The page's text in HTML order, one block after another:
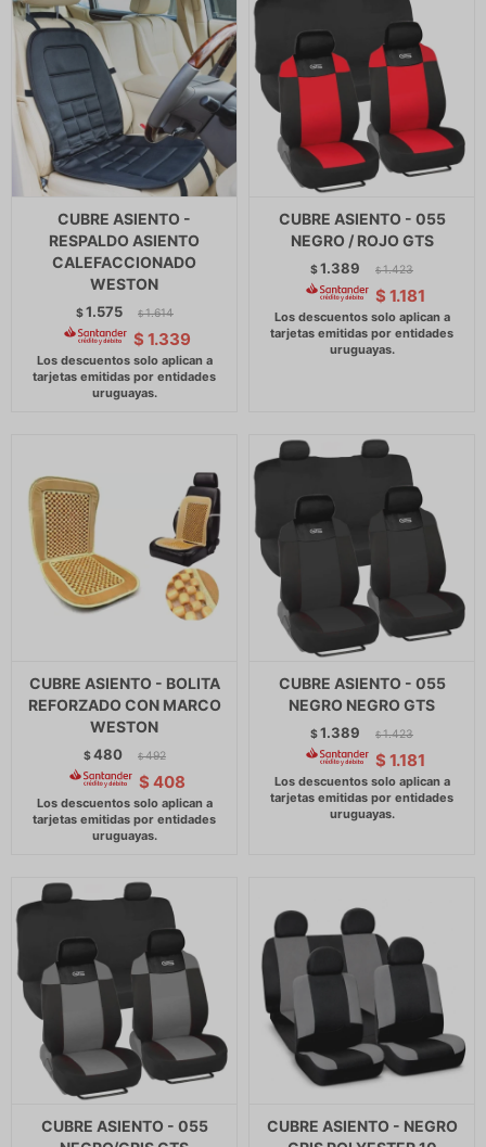
CUBRE ASIENTO -
RESPALDO ASIENTO
CALEFACCIONADO
WESTON
$1.575 $ 1.614
$ 1.339
CUBRE ASIENTO - 055
NEGRO / ROJO GTS
$1.389 $ 1.423
$ 1.181
CUBRE ASIENTO - BOLITA
REFORZADO CON MARCO
WESTON
$480 $ 492
$ 408
CUBRE ASIENTO - 055
NEGRO NEGRO GTS
$1.389 $ 1.423
$ 1.181
CUBRE ASIENTO - 055
CUBRE ASIENTO - NEGRO